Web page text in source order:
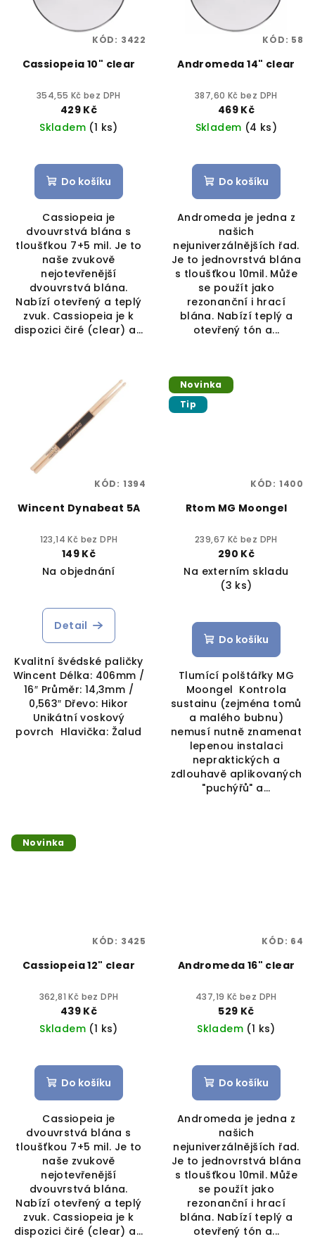
Cassiopeia 10" clear
354,55 Kč bez DPH
429 Kč
Skladem (1 ks)
Do košíku
Cassiopeia je
dvouvrstvá blána s
tloušťkou 7+5 mil. Je to
naše zvukově
nejotevřenější
dvouvrstvá blána.
Nabízí otevřený a teplý
zvuk. Cassiopeia je k
dispozici čiré (clear) a...
KÓD: 3422
Andromeda 14" clear
387,60 Kč bez DPH
469 Kč
Skladem (4 ks)
Do košíku
Andromeda je jedna z
našich
nejuniverzálnějších řad.
Je to jednovrstvá blána
s tloušťkou 10mil. Může
se použít jako
rezonanční i hrací
blána. Nabízí teplý a
otevřený tón a...
KÓD: 58
Wincent Dynabeat 5A
123,14 Kč bez DPH
149 Kč
Na objednání
Detail
Kvalitní švédské paličky
Wincent Délka: 406mm /
16″ Průměr: 14,3mm /
0,563″ Dřevo: Hikor
Unikátní voskový
povrch Hlavička: Žalud
KÓD: 1394
Novinka
Tip
Rtom MG Moongel
239,67 Kč bez DPH
290 Kč
Na externím skladu
(3 ks)
Do košíku
Tlumící polštářky MG
Moongel Kontrola
sustainu (zejména tomů
a malého bubnu)
nemusí nutně znamenat
lepenou instalaci
nepraktických a
zdlouhavě aplikovaných
"puchýřů" a...
KÓD: 1400
Novinka
Cassiopeia 12" clear
362,81 Kč bez DPH
439 Kč
Skladem (1 ks)
Do košíku
Cassiopeia je
dvouvrstvá blána s
tloušťkou 7+5 mil. Je to
naše zvukově
nejotevřenější
dvouvrstvá blána.
Nabízí otevřený a teplý
zvuk. Cassiopeia je k
dispozici čiré (clear) a...
KÓD: 3425
Andromeda 16" clear
437,19 Kč bez DPH
529 Kč
Skladem (1 ks)
Do košíku
Andromeda je jedna z
našich
nejuniverzálnějších řad.
Je to jednovrstvá blána
s tloušťkou 10mil. Může
se použít jako
rezonanční i hrací
blána. Nabízí teplý a
otevřený tón a...
KÓD: 64